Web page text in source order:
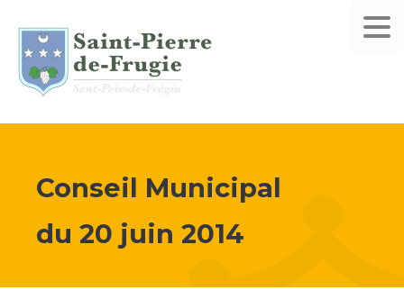
Conseil Municipal
du 20 juin 2014